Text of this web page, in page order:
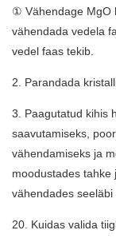
① Vähendage MgO
vähendada vedela
vedel faas tekib.
2. Parandada
3. Paagutatud kihis
saavutamiseks,
vähendamiseks ja
moodustades tahke
vähendades
20. Kuidas valida